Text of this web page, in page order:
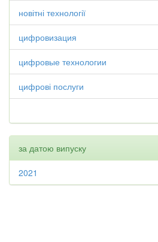
новітні технології
цифровизация
цифровые технологии
цифрові послуги
за датою випуску
2021